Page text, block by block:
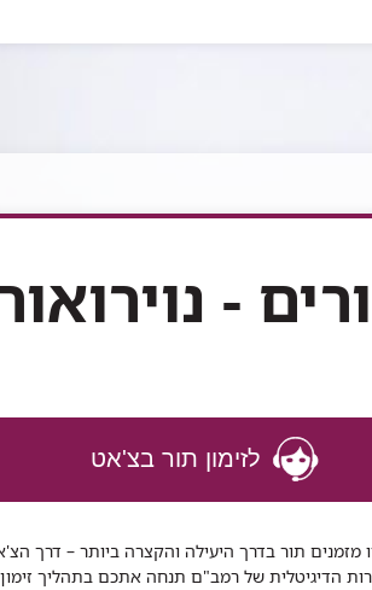
-
לזימון תור בצ'אט
מזמנים תור בדרך היעילה והקצרה ביותר – דרך
הדיגיטלית של רמב"ם תנחה אתכם בתהליך